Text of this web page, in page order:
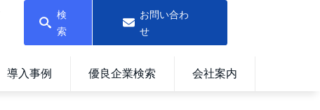
検
索
お問い合わ
せ
導入事例 優良企業検索 会社案内